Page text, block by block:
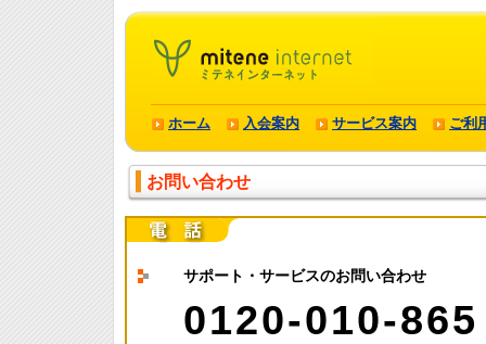
ホーム 入会案内 サービス案内 ご利
お問い合わせ
サポート・サービスのお問い合わせ
0120-010-865